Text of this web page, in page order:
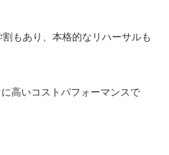
もあり、本格的なリハーサルも
高いコストパフォーマンスで